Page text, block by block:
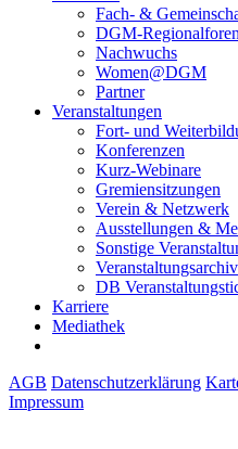
Fach- &
DGM-Regionalforen
Nachwuchs
Women@DGM
Partner
Veranstaltungen
Fort- und
Konferenzen
Kurz-Webinare
Gremiensitzungen
Verein & Netzwerk
Ausstellungen &
Sonstige
Veranstaltungsarchiv
DB
Karriere
Mediathek
AGB Datenschutzerklärung
Impressum